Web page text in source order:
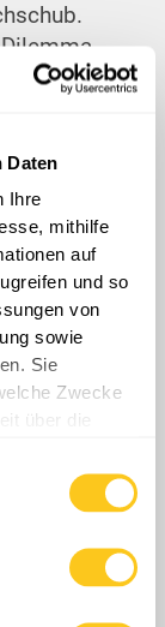
Daten
Ihre
mithilfe
auf
und so
von
sowie
Sie
Zwecke
über die
Lage
genau sein
befestigten,
was